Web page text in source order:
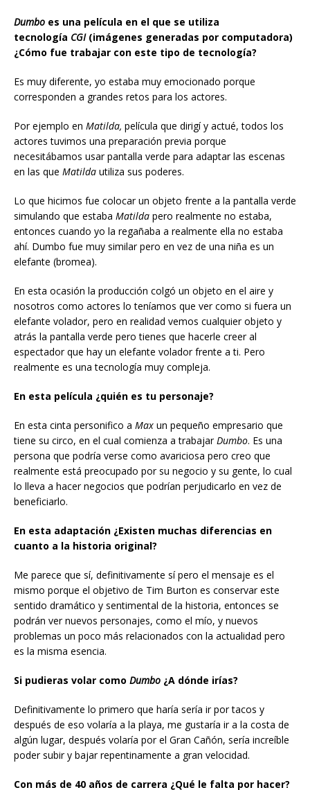
Dumbo es una película en el que se utiliza
tecnología CGI(imágenes generadas por computadora)
¿Cómo fue trabajar con este tipo de tecnología?
Es muy diferente, yo estaba muy emocionado porque
corresponden a grandes retos para los actores.
Por ejemplo en Matilda, película que dirigí y actué, todos los
actores tuvimos una preparación previa porque
necesitábamos usar pantalla verde para adaptar las escenas
en las que Matilda utiliza sus poderes.
Lo que hicimos fue colocar un objeto frente a la pantalla verde
simulando que estaba Matilda pero realmente no estaba,
entonces cuando yo la regañaba a realmente ella no estaba
ahí. Dumbo fue muy similar pero en vez de una niña es un
elefante (bromea).
En esta ocasión la producción colgó un objeto en el aire y
nosotros como actores lo teníamos que ver como si fuera un
elefante volador, pero en realidad vemos cualquier objeto y
atrás la pantalla verde pero tienes que hacerle creer al
espectador que hay un elefante volador frente a ti. Pero
realmente es una tecnología muy compleja.
En esta película ¿quién es tu personaje?
En esta cinta personifico a Max un pequeño empresario que
tiene su circo, en el cual comienza a trabajar Dumbo. Es una
persona que podría verse como avariciosa pero creo que
realmente está preocupado por su negocio y su gente, lo cual
lo lleva a hacer negocios que podrían perjudicarlo en vez de
beneficiarlo.
En esta adaptación ¿Existen muchas diferencias en
cuanto a la historia original?
Me parece que sí, definitivamente sí pero el mensaje es el
mismo porque el objetivo de Tim Burton es conservar este
sentido dramático y sentimental de la historia, entonces se
podrán ver nuevos personajes, como el mío, y nuevos
problemas un poco más relacionados con la actualidad pero
es la misma esencia.
Si pudieras volar como Dumbo ¿A dónde irías?
Definitivamente lo primero que haría sería ir por tacos y
después de eso volaría a la playa, me gustaría ir a la costa de
algún lugar, después volaría por el Gran Cañón, sería increíble
poder subir y bajar repentinamente a gran velocidad.
Con más de 40 años de carrera ¿Qué le falta por hacer?